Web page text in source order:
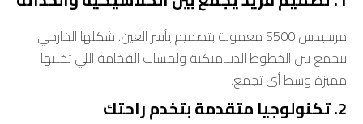
مرسيدس S500 معمولة بتصميم يأسر العين. شكلها الخارجي
بيجمع بين الخطوط الديناميكية ولمسات الفخامة اللي تخليها
مميزة وسط أي تجمع.
2. تكنولوجيا متقدمة بتخدم راحتك